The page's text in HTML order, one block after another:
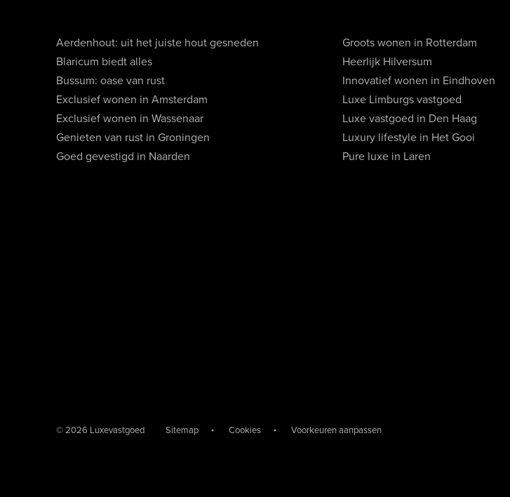
Aerdenhout: uit het juiste hout gesneden
Blaricum biedt alles
Bussum: oase van rust
Exclusief wonen in Amsterdam
Exclusief wonen in Wassenaar
Genieten van rust in Groningen
Goed gevestigd in Naarden
Groots wonen in Rotterdam
Heerlijk Hilversum
Innovatief wonen in Eindhoven
Luxe Limburgs vastgoed
Luxe vastgoed in Den Haag
Luxury lifestyle in Het Gooi
Pure luxe in Laren
© 2026 Luxevastgoed Sitemap Cookies Voorkeuren aanpassen